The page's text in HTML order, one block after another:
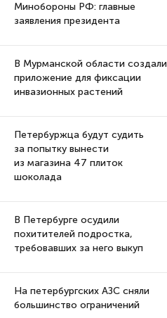
Минобороны РФ: главные
заявления президента
В Мурманской области создали
приложение для фиксации
инвазионных растений
Петербуржца будут судить
за попытку вынести
из магазина 47 плиток
шоколада
В Петербурге осудили
похитителей подростка,
требовавших за него выкуп
На петербургских АЗС сняли
большинство ограничений